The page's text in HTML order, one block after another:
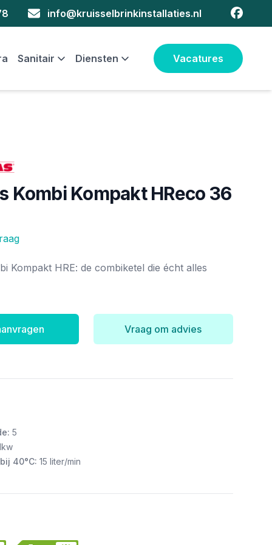
info@kruisselbrinkinstallaties.nl
Sanitair Diensten Vacatures
Kombi Kompakt HReco 36
Kompakt HRE: de combiketel die écht alles
Vraag om advies
5
40°C: 15 liter/min